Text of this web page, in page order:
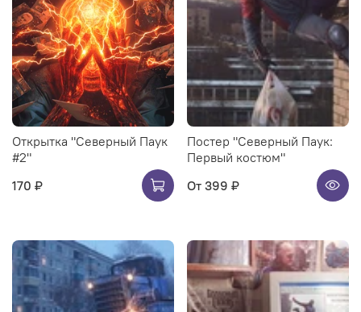
Открытка "Северный Паук
#2"
170 ₽
Постер "Северный Паук:
Первый костюм"
От 399 ₽